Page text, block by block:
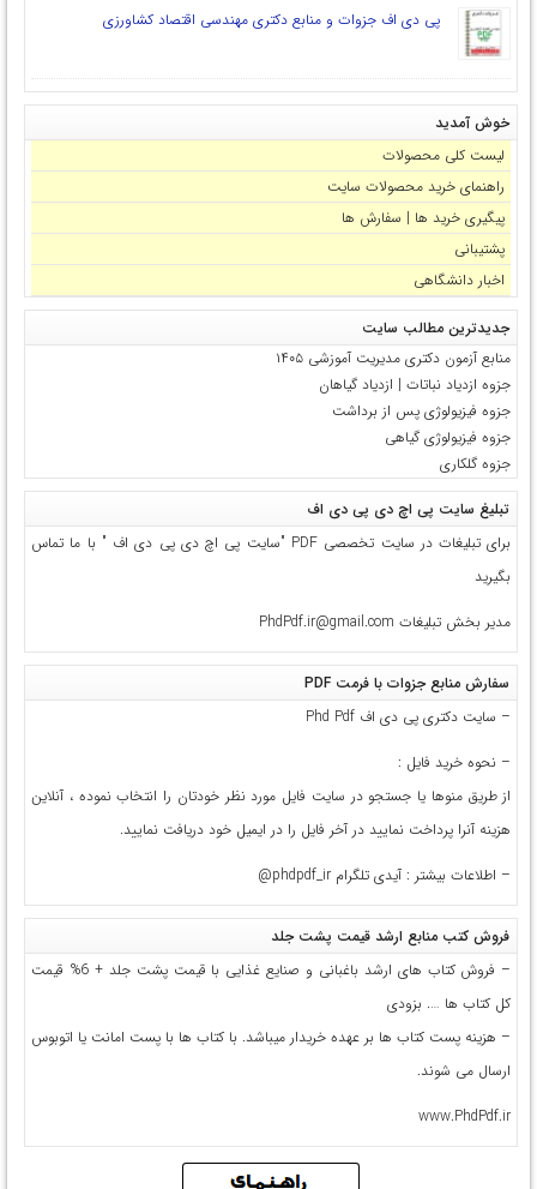
خوش آمدید
لیست کلی محصولات
راهنمای خرید محصولات سایت
پیگیری خرید ها | سفارش ها
پشتیبانی
اخبار دانشگاهی
جدیدترین مطالب سایت
منابع آزمون دکتری مدیریت آموزشی ۱۴۰۵
جزوه ازدیاد نباتات | ازدیاد گیاهان
جزوه فیزیولوژی پس از برداشت
جزوه فیزیولوژی گیاهی
جزوه گلکاری
تبلیغ سایت پی اچ دی پی دی اف
برای تبلیغات در سایت تخصصی PDF "سایت پی اچ دی پی دی اف " با ما تماس
بگیرید
مدیر بخش تبلیغات PhdPdf.ir@gmail.com
سفارش منابع جزوات با فرمت PDF
– سایت دکتری پی دی اف Phd Pdf
– نحوه خرید فایل :
از طریق منوها یا جستجو در سایت فایل مورد نظر خودتان را انتخاب نموده ، آنلاین
هزینه آنرا پرداخت نمایید در آخر فایل را در ایمیل خود دریافت نمایید.
– اطلاعات بیشتر : آیدی تلگرام phdpdf_ir@
فروش کتب منابع ارشد قیمت پشت جلد
– فروش کتاب های ارشد باغبانی و صنایع غذایی با قیمت پشت جلد + 6% قیمت
کل کتاب ها …. بزودی
– هزینه پست کتاب ها بر عهده خریدار میباشد. با کتاب ها با پست امانت یا اتوبوس
ارسال می شوند.
www.PhdPdf.ir
پی دی اف جزوات و منابع دکتری مهندسی اقتصاد کشاورزی